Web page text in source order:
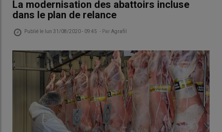
La modernisation des abattoirs incluse
dans le plan de relance
Publié le lun 31/08/2020 - 09:45 - ParAgrafil